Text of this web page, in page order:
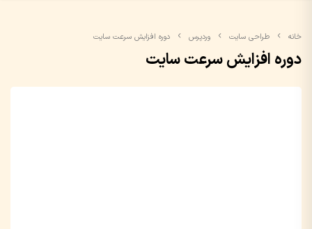
خانه طراحی سایت وردپرس دوره افزایش سرعت سایت
دوره افزایش سرعت سایت